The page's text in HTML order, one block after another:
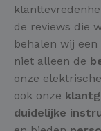
de reviews die
behalen wij een
niet alleen de
onze
ook onze
duidelijke